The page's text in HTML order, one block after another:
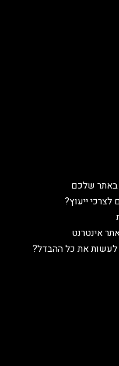
באתר שלכם
ייעוץ?
לעשות את כל ההבדל?